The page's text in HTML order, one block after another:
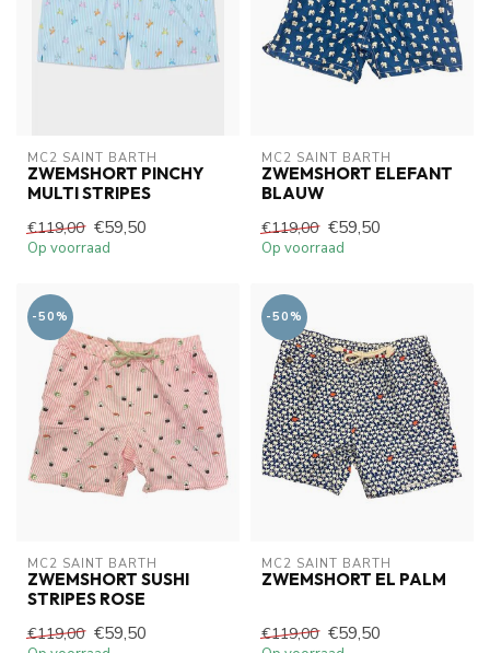
MC2 SAINT BARTH
ZWEMSHORT PINCHY
MULTI STRIPES
€119,00 €59,50
Op voorraad
MC2 SAINT BARTH
ZWEMSHORT ELEFANT
BLAUW
€119,00 €59,50
Op voorraad
-50%
MC2 SAINT BARTH
ZWEMSHORT SUSHI
STRIPES ROSE
€119,00 €59,50
-50%
MC2 SAINT BARTH
ZWEMSHORT EL PALM
€119,00 €59,50